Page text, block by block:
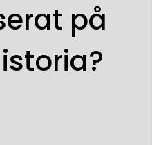
på